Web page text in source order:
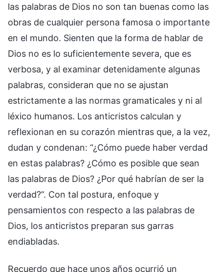
las palabras de Dios no son tan buenas como las
obras de cualquier persona famosa o importante
en el mundo. Sienten que la forma de hablar de
Dios no es lo suficientemente severa, que es
verbosa, y al examinar detenidamente algunas
palabras, consideran que no se ajustan
estrictamente a las normas gramaticales y ni al
léxico humanos. Los anticristos calculan y
reflexionan en su corazón mientras que, a la vez,
dudan y condenan: “¿Cómo puede haber verdad
en estas palabras? ¿Cómo es posible que sean
las palabras de Dios? ¿Por qué habrían de ser la
verdad?”. Con tal postura, enfoque y
pensamientos con respecto a las palabras de
Dios, los anticristos preparan sus garras
endiabladas.
Recuerdo que hace unos años ocurrió un